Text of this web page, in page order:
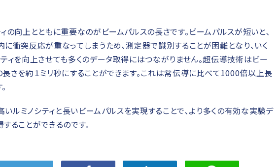
の向上とともに重要なのがビームパルスの長さです。ビームパルスが短いと､
に衝突反応が重なってしまうため､測定器で識別することが困難となり、いく
ィを向上させても多くのデータ取得にはつながりません。超伝導技術はビー
さを約１ミリ秒にすることができます。これは常伝導に比べて1000倍以上長
いルミノシティと長いビームパルスを実現することで､より多くの有効な実験デ
ることができるのです。